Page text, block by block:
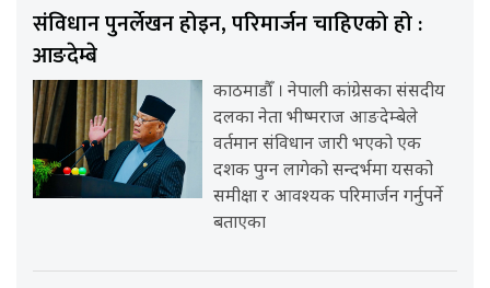
संविधान पुनर्लेखन होइन, परिमार्जन चाहिएको हो :
आङदेम्बे
काठमाडौँ । नेपाली कांग्रेसका संसदीय
दलका नेता भीष्मराज आङदेम्बेले
वर्तमान संविधान जारी भएको एक
दशक पुग्न लागेको सन्दर्भमा यसको
समीक्षा र आवश्यक परिमार्जन गर्नुपर्ने
बताएका